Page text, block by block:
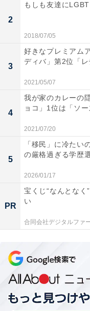
2位は自然と都市
「東海村」にある東
り、水戸駅まで約
屋、羽田空港へのバ
評価されています。
講座やイベントとい
が大きな魅力で、今
2
もしも友達に
2018/07/05
3
好きなプレミアム
ディバ」第2位「レ
2021/05/07
4
我が家のカレーの
ョコ」1位は「ソ
2021/07/20
5
「移民」に冷たい
の厳格過ぎる学歴
2026/01/17
PR
宝くじ“なんとなく
い
合同会社デジタルファ